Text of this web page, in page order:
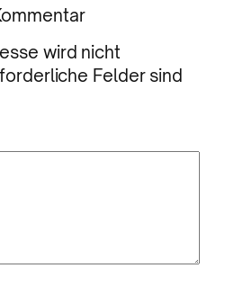
wird nicht
Felder sind